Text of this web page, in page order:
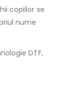
copiilor se
nume
DTF,